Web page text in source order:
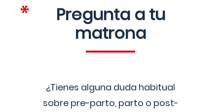
Pregunta a tu
matrona
¿Tienes alguna duda habitual
sobre pre-parto, parto o post-